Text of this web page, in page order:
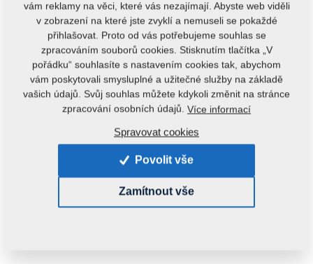
VZ00014125ND
Původní katalogové číslo: 4009334ND
Tento díl je použitelný i pro následující stroje:
vám reklamy na věci, které vás nezajímají. Abyste web viděli
v zobrazení na které jste zvyklí a nemuseli se pokaždé
přihlašovat. Proto od vás potřebujeme souhlas se
zpracováním souborů cookies. Stisknutím tlačítka „V
pořádku“ souhlasíte s nastavením cookies tak, abychom
vám poskytovali smysluplné a užitečné služby na základě
vašich údajů. Svůj souhlas můžete kdykoli změnit na stránce
zpracování osobních údajů. Více informací
Spravovat cookies
Povolit vše
Zamítnout vše